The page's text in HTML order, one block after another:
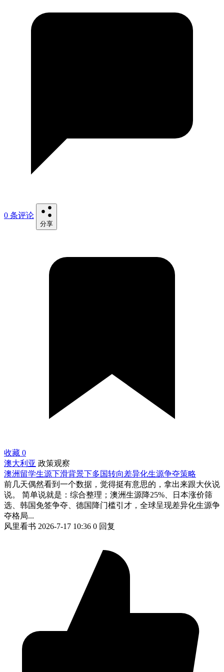
0 条评论
分享
收藏 0
澳大利亚 政策观察
澳洲留学生源下滑背景下多国转向差异化生源争夺策略
前几天偶然看到一个数据，觉得挺有意思的，拿出来跟大伙说
说。 简单说就是：综合整理；澳洲生源降25%、日本涨价筛
选、韩国免签争夺、德国降门槛引才，全球呈现差异化生源争
夺格局...
风里看书 2026-7-17 10:36 0 回复